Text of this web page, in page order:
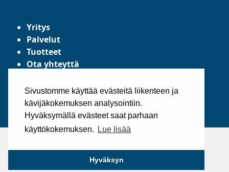
Sivustomme käyttää evästeitä liikenteen ja
kävijäkokemuksen analysointiin.
Hyväksymällä evästeet saat parhaan
käyttökokemuksen.
Lue lisää
Hyväksyn
Yritys
Palvelut
Tuotteet
Ota yhteyttä
Yleiset toimitusehdot